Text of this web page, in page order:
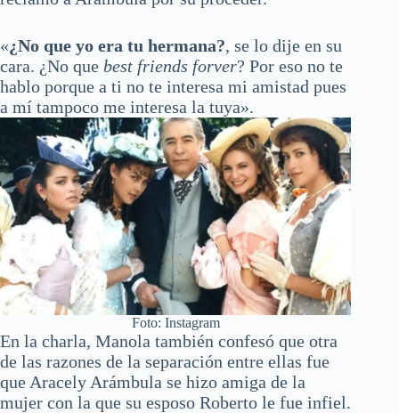
«¿No que yo era tu hermana?, se lo dije en su
cara. ¿No que best friends forver? Por eso no te
hablo porque a ti no te interesa mi amistad pues
a mí tampoco me interesa la tuya».
Foto: Instagram
En la charla, Manola también confesó que otra
de las razones de la separación entre ellas fue
que Aracely Arámbula se hizo amiga de la
mujer con la que su esposo Roberto le fue infiel.